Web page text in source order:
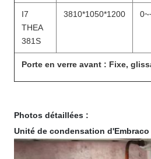
I7
THEA
381S
3810*1050*1200
Porte en verre avant : Fixe,
Photos détaillées :
Unité de condensation d'Embraco